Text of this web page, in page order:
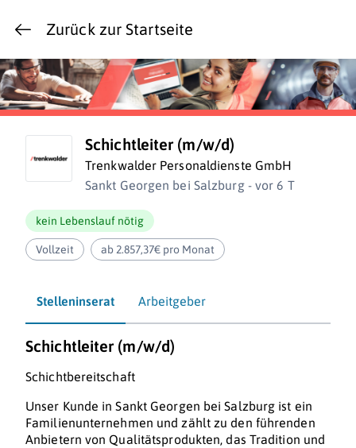
Zurück zur Startseite
Schichtleiter (m/w/d)
Trenkwalder Personaldienste GmbH
Sankt Georgen bei Salzburg - vor 6 T
kein Lebenslauf nötig
Vollzeit ab 2.857,37€ pro Monat
Stelleninserat Arbeitgeber
Schichtleiter (m/w/d)
Schichtbereitschaft
Unser Kunde in Sankt Georgen bei Salzburg ist ein
Familienunternehmen und zählt zu den führenden
Anbietern von Qualitätsprodukten, das Tradition und